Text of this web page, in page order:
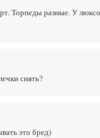
Торпеды разные. У
снять?
это бред)